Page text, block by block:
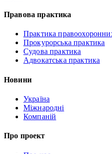
Правова практика
Практика
Прокурорська практика
Судова практика
Адвокатська практика
Новини
Україна
Міжнародні
Компаній
Про проект